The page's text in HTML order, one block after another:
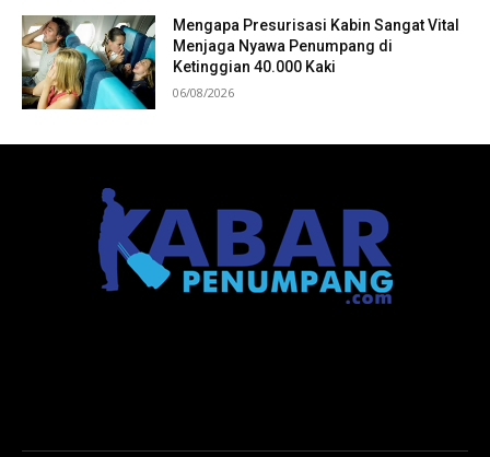
Mengapa Presurisasi Kabin Sangat Vital
Menjaga Nyawa Penumpang di
Ketinggian 40.000 Kaki
06/08/2026